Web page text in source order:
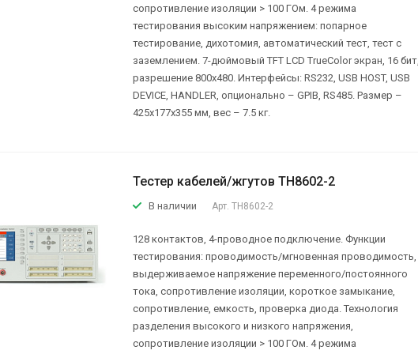
сопротивление изоляции > 100 ГОм. 4 режима
тестирования высоким напряжением: попарное
тестирование, дихотомия, автоматический тест, тест с
заземлением. 7-дюймовый TFT LCD TrueColor экран, 16 бит,
разрешение 800х480. Интерфейсы: RS232, USB HOST, USB
DEVICE, HANDLER, опционально – GPIB, RS485. Размер –
425x177x355 мм, вес – 7.5 кг.
Тестер кабелей/жгутов TH8602-2
В наличии Арт. TH8602-2
128 контактов, 4-проводное подключение. Функции
тестирования: проводимость/мгновенная проводимость,
выдерживаемое напряжение переменного/постоянного
тока, сопротивление изоляции, короткое замыкание,
сопротивление, емкость, проверка диода. Технология
разделения высокого и низкого напряжения,
сопротивление изоляции > 100 ГОм. 4 режима